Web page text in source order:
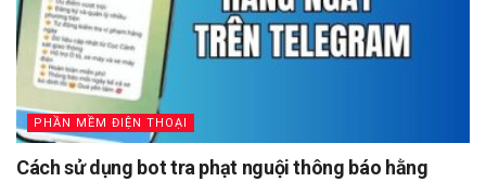
PHẦN MỀM ĐIỆN THOẠI
Cách sử dụng bot tra phạt nguội thông báo hằng